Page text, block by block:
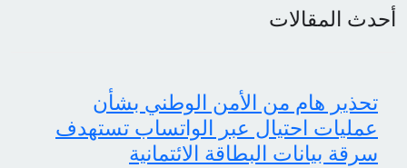
أحدث المقالات
تحذير هام من الأمن الوطني بشأن
عمليات احتيال عبر الواتساب تستهدف
سرقة بيانات البطاقة الائتمانية